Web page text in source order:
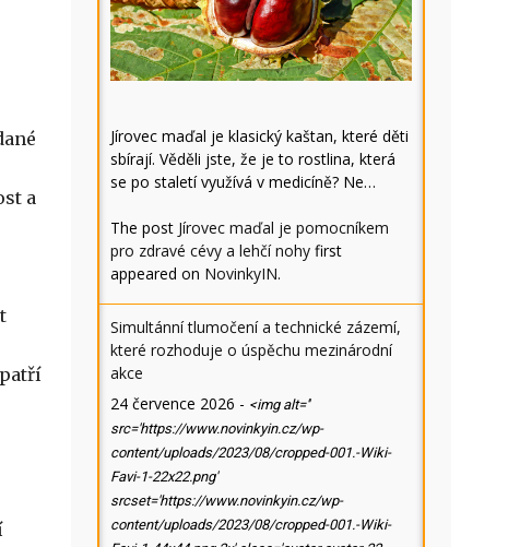
a
Jírovec maďal je klasický kaštan, které děti
sbírají. Věděli jste, že je to rostlina, která
se po staletí využívá v medicíně? Ne…
The post Jírovec maďal je pomocníkem
pro zdravé cévy a lehčí nohy first
appeared on NovinkyIN.
Simultánní tlumočení a technické zázemí,
které rozhoduje o úspěchu mezinárodní
akce
24 července 2026 - <img alt=''
src='https://www.novinkyin.cz/wp-
content/uploads/2023/08/cropped-001.-Wiki-
Favi-1-22x22.png'
srcset='https://www.novinkyin.cz/wp-
content/uploads/2023/08/cropped-001.-Wiki-